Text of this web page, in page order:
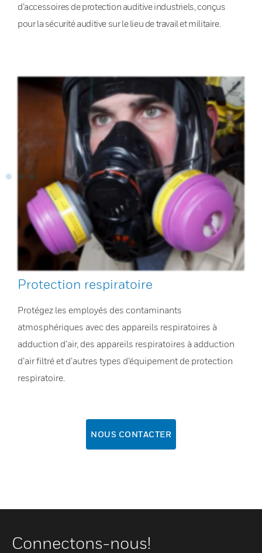
d’accessoires de protection auditive industriels, conçus
pour la sécurité auditive sur le lieu de travail et militaire.
Protection respiratoire
Protégez les employés des contaminants
atmosphériques avec des appareils respiratoires à
adduction d’air, des appareils respiratoires à adduction
d’air filtré et d’autres types d’équipement de protection
respiratoire.
NOUS CONTACTER
Connectons-nous!